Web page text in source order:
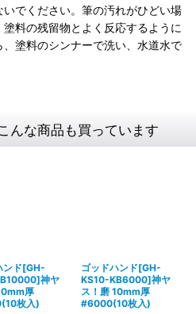
でください。筆の汚れがひどい場
料の残留物とよく反応するように
塗料のシンナーで洗い、水道水で
んな商品も買っています
ンド[GH-
神ヤ
厚
枚入)
ゴッドハンド[GH-
KS10-KB6000]神ヤ
ス！磨 10mm厚
#6000(10枚入)